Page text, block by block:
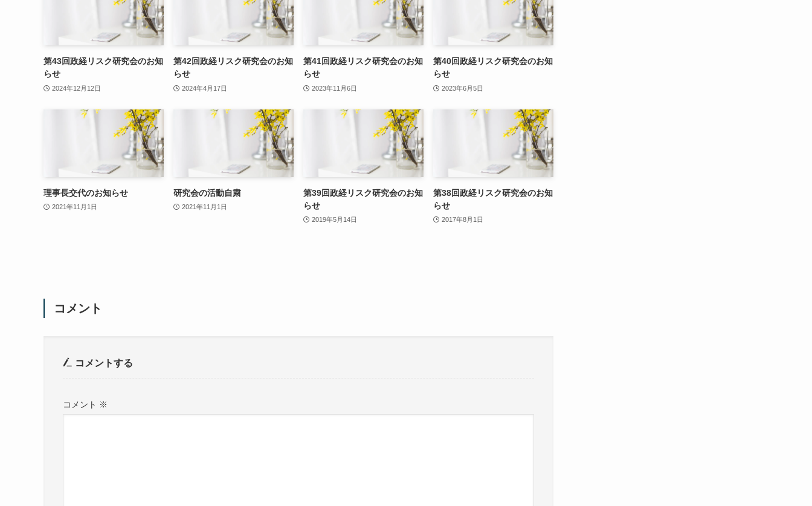
第43回政経リスク研究会のお知
らせ
2024年12月12日
第42回政経リスク研究会のお知
らせ
2024年4月17日
第41回政経リスク研究会のお知
らせ
2023年11月6日
第40回政経リスク研究会のお知
らせ
2023年6月5日
理事長交代のお知らせ
2021年11月1日
研究会の活動自粛
2021年11月1日
第39回政経リスク研究会のお知
らせ
2019年5月14日
第38回政経リスク研究会のお知
らせ
2017年8月1日
コメント
コメントする
コメント ※